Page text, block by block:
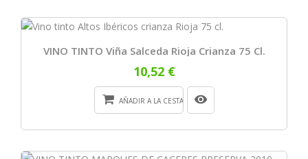
VINO TINTO Viña Salceda Rioja Crianza 75 Cl.
10,52 €
AÑADIR A LA CESTA